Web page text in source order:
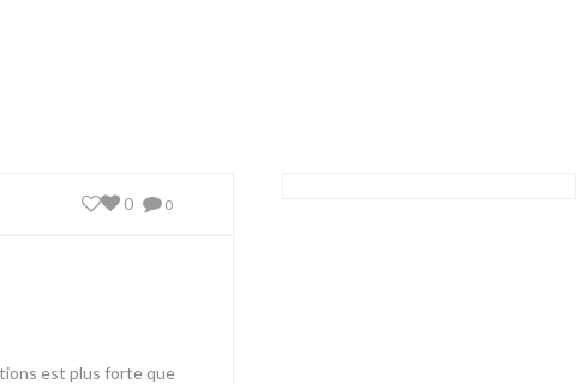
0
0
est plus forte que